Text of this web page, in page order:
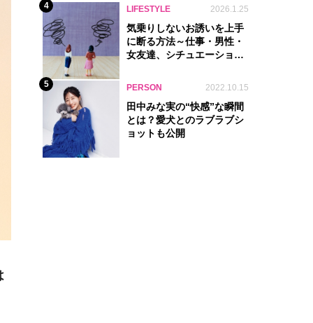
4 LIFESTYLE 2026.1.25
気乗りしないお誘いを上手
に断る方法～仕事・男性・
女友達、シチュエーション
5 PERSON 2022.10.15
田中みな実の“快感”な瞬間
とは？愛犬とのラブラブシ
ョットも公開